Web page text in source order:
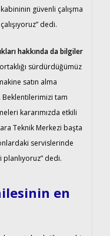
güvenli çalışma
dedi.
hakkında da bilgiler
sürdürdüğümüz
satın alma
tam
kararımızda etkili
Teknik Merkezi başta
servislerinde
dedi.
en